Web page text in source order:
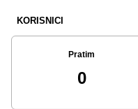
KORISNICI
Pratim
0